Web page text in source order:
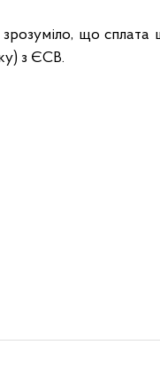
що сплата
з ЄСВ.